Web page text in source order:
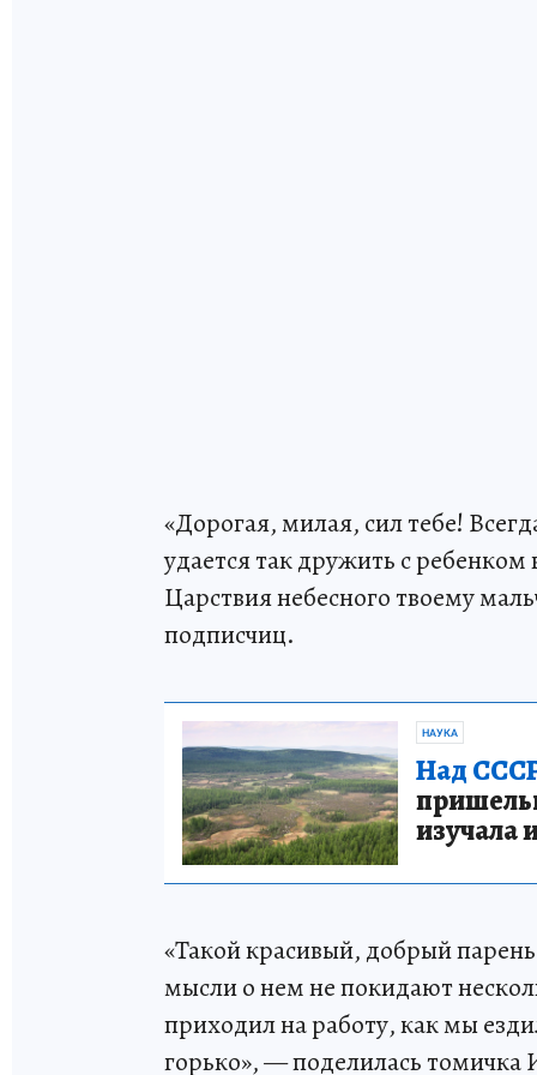
«Дорогая, милая, сил тебе!
удается так дружить с
Царствия небесного твоему
подписчиц.
НАУКА
Над
изучала
«Такой красивый, добрый
мысли о нем не покидают
приходил на работу, как мы
горько», — поделилась томичка